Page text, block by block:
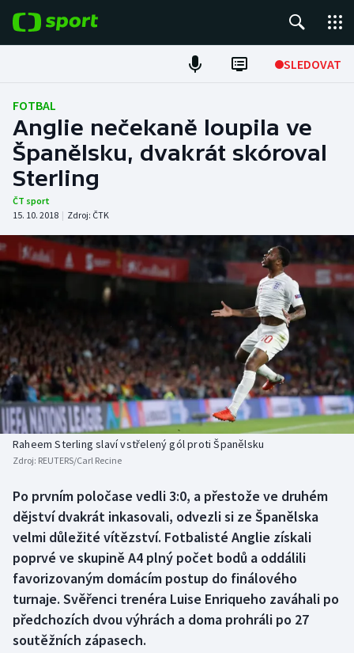
SLEDOVAT
Fotbal
Hokej
Tenis
Atletika
Cyklistika
Americký fotbal
Baseball a softbal
Basketbal
Biatlon
Box
Curling
Dostihy
Florbal
NEPŘEHLÉDNĚTE
Soutěže
Historické návraty
Aplikace ČT sport
FOTBAL
Anglie nečekaně loupila ve
Španělsku, dvakrát skóroval
Sterling
ČT sport
15. 10. 2018 | Zdroj: ČTK
Raheem Sterling slaví vstřelený gól proti Španělsku
Zdroj: REUTERS/Carl Recine
Po prvním poločase vedli 3:0, a přestože ve druhém
dějství dvakrát inkasovali, odvezli si ze Španělska
velmi důležité vítězství. Fotbalisté Anglie získali
poprvé ve skupině A4 plný počet bodů a oddálili
favorizovaným domácím postup do finálového
turnaje. Svěřenci trenéra Luise Enriqueho zaváhali po
předchozích dvou výhrách a doma prohráli po 27
soutěžních zápasech.